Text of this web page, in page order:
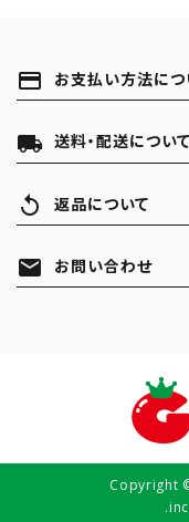
payment お支払い方法につ
local_shipping 送料・配送について
replay 返品について
mail お問い合わせ
Copyright ©)